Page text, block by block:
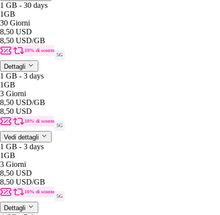
1 GB - 30 days
1GB
30 Giorni
8,50 USD
8,50 USD/GB
10% di sconto
5G
Dettagli
1 GB - 3 days
1GB
3 Giorni
8,50 USD/GB
8,50 USD
10% di sconto
5G
Vedi dettagli
1 GB - 3 days
1GB
3 Giorni
8,50 USD
8,50 USD/GB
10% di sconto
5G
Dettagli